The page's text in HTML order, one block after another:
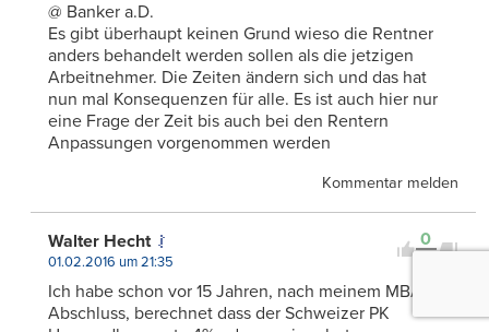
@ Banker a.D.
Es gibt überhaupt keinen Grund wieso die Rentner
anders behandelt werden sollen als die jetzigen
Arbeitnehmer. Die Zeiten ändern sich und das hat
nun mal Konsequenzen für alle. Es ist auch hier nur
eine Frage der Zeit bis auch bei den Rentern
Anpassungen vorgenommen werden
Kommentar melden
0
Walter Hecht
01.02.2016 um 21:35
Ich habe schon vor 15 Jahren, nach meinem MBA
Abschluss, berechnet dass der Schweizer PK